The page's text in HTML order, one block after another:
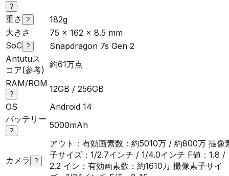
?
重さ ?
182g
大きさ
75 x 162 x 8.5 mm
SoC ?
Snapdragon 7s Gen 2
Antutuス
コア(参考)
約61万点
RAM/ROM
?
12GB / 256GB
OS
Android 14
バッテリー
?
5000mAh
カメラ ?
アウト：有効画素数：約5010万 / 約800万 撮像
子サイズ：1/2.7インチ / 1/4.0インチ F値：1.8 /
2.2 イン：有効画素数：約1610万 撮像素子サイ